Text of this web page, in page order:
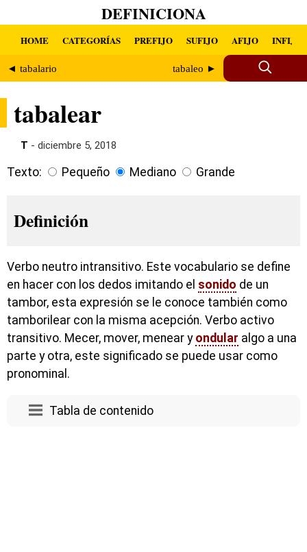
DEFINICIONA
HOME CATEGORÍAS PREFIJO SUFIJO AFIJO INFIJO
◄ tabalario tabaleo ►
tabalear
T - diciembre 5, 2018
Texto: Pequeño Mediano Grande
Definición
Verbo neutro intransitivo. Este vocabulario se define
en hacer con los dedos imitando el sonido de un
tambor, esta expresión se le conoce también como
tamborilear con la misma acepción. Verbo activo
transitivo. Mecer, mover, menear y ondular algo a una
parte y otra, este significado se puede usar como
pronominal.
Tabla de contenido